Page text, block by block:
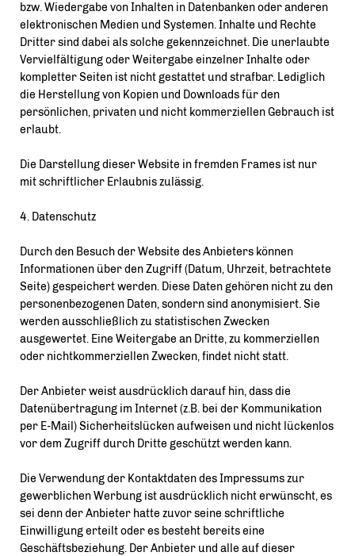
bzw. Wiedergabe von Inhalten in Datenbanken oder anderen
elektronischen Medien und Systemen. Inhalte und Rechte
Dritter sind dabei als solche gekennzeichnet. Die unerlaubte
Vervielfältigung oder Weitergabe einzelner Inhalte oder
kompletter Seiten ist nicht gestattet und strafbar. Lediglich
die Herstellung von Kopien und Downloads für den
persönlichen, privaten und nicht kommerziellen Gebrauch ist
erlaubt.
Die Darstellung dieser Website in fremden Frames ist nur
mit schriftlicher Erlaubnis zulässig.
4. Datenschutz
Durch den Besuch der Website des Anbieters können
Informationen über den Zugriff (Datum, Uhrzeit, betrachtete
Seite) gespeichert werden. Diese Daten gehören nicht zu den
personenbezogenen Daten, sondern sind anonymisiert. Sie
werden ausschließlich zu statistischen Zwecken
ausgewertet. Eine Weitergabe an Dritte, zu kommerziellen
oder nichtkommerziellen Zwecken, findet nicht statt.
Der Anbieter weist ausdrücklich darauf hin, dass die
Datenübertragung im Internet (z.B. bei der Kommunikation
per E-Mail) Sicherheitslücken aufweisen und nicht lückenlos
vor dem Zugriff durch Dritte geschützt werden kann.
Die Verwendung der Kontaktdaten des Impressums zur
gewerblichen Werbung ist ausdrücklich nicht erwünscht, es
sei denn der Anbieter hatte zuvor seine schriftliche
Einwilligung erteilt oder es besteht bereits eine
Geschäftsbeziehung. Der Anbieter und alle auf dieser